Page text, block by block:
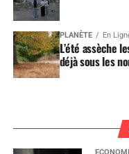
PLANÈTE En
L’été assèche
déjà sous les